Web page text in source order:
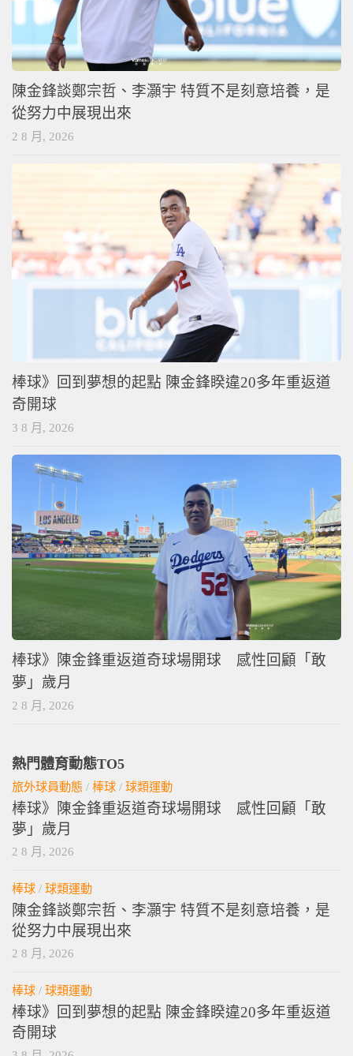
陳金鋒談鄭宗哲、李灝宇 特質不是刻意培養，是
從努力中展現出來
2 8 月, 2026
棒球》回到夢想的起點 陳金鋒睽違20多年重返道
奇開球
3 8 月, 2026
棒球》陳金鋒重返道奇球場開球 感性回顧「敢
夢」歲月
2 8 月, 2026
熱門體育動態TO5
旅外球員動態 / 棒球 / 球類運動
棒球》陳金鋒重返道奇球場開球 感性回顧「敢
夢」歲月
2 8 月, 2026
棒球 / 球類運動
陳金鋒談鄭宗哲、李灝宇 特質不是刻意培養，是
從努力中展現出來
2 8 月, 2026
棒球 / 球類運動
棒球》回到夢想的起點 陳金鋒睽違20多年重返道
奇開球